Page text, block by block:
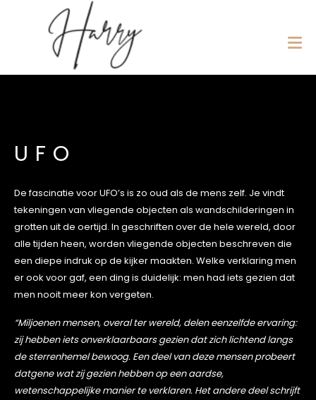
UFO
De fascinatie voor UFO’s is zo oud als de mens zelf. Je vindt
tekeningen van vliegende objecten als wandschilderingen in
grotten uit de oertijd. In geschriften over de hele wereld, door
alle tijden heen, worden vliegende objecten beschreven die
een diepe indruk op de kijker maakten. Welke verklaring men
er ook voor gaf, een ding is duidelijk: men had iets gezien dat
men nooit meer kon vergeten.
“Miljoenen mensen, overal ter wereld, delen eenzelfde ervaring:
zij hebben iets onverklaarbaars gezien dat zich lichtend langs
de sterrenhemel bewoog. Een deel van deze mensen probeert
datgene wat zij gezien hebben op een aardse,
wetenschappelijke manier te verklaren. Het andere deel schrijft